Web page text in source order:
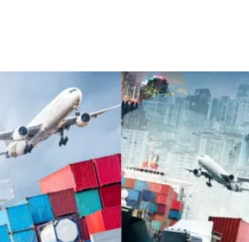
Çadır
Pet Malzemeleri